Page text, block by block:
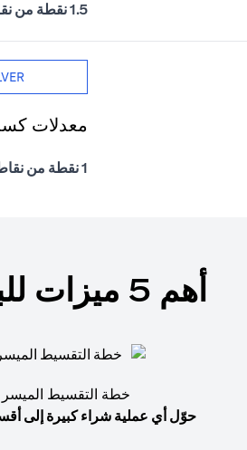
1.5 نقطة من نقاط سيتي دولارز على جميع المشتريات
معدلات كسب النقاط
1 نقطة من نقاط سيتي دولارز على جميع المشتريات
أهم 5 ميزات للبطاقة
خطة التقسيط الميسر
حوّل أي عملية شراء كبيرة إلى